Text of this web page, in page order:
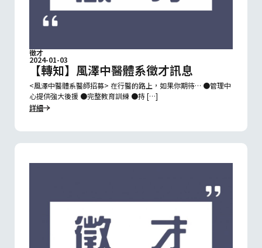
徵才
2024-01-03
【轉知】風澤中醫體系徵才訊息
<風澤中醫體系醫師招募> 在行醫的路上，如果你期待… ●管理中
心提供強大後援 ●完整教育訓練 ●持 […]
詳細